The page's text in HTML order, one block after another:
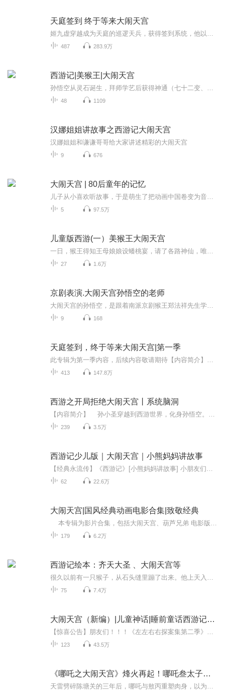
天庭签到 终于等来大闹天宫
487 283.9万
西游记|美猴王|大闹天宫
48 1109
汉娜姐姐讲故事之西游记大闹天宫
汉娜姐姐和谦谦哥哥给大家讲述精彩的大闹天宫
9 676
大闹天宫 | 80后童年的记忆
5 97.5万
儿童版西游(一）美猴王大闹天宫
27 1.6万
京剧表演.大闹天宫孙悟空的老师
9 168
天庭签到，终于等来大闹天宫|第一季
413 147.8万
西游之开局拒绝大闹天宫丨系统脑洞
239 3.5万
西游记少儿版｜大闹天宫｜小熊妈妈讲故事
62 22.6万
大闹天宫|国风经典动画电影合集|致敬经典
179 6.2万
西游记绘本：齐天大圣 、大闹天宫等
75 7.4万
大闹天宫（新编）|儿童神话|睡前童话西游记故事
123 43.5万
《哪吒之大闹天宫》烽火再起！哪吒叁太子枪芒破天穹！